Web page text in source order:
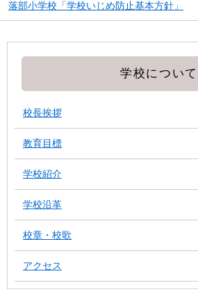
落部小学校「学校いじめ防止基本方針」
学校について
校長挨拶
教育目標
学校紹介
学校沿革
校章・校歌
アクセス